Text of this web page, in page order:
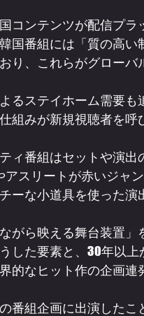
コンテンツが配信プ
国番組には「質の高
り、これらがグローバ
るステイホーム需要
組みが新規視聴者を呼
ィ番組はセットや演
アスリートが赤いジャ
ーな小道具を使った演
がら映える舞台装置
した要素と、30年以
的なヒット作の企画連
番組企画に出演したこ